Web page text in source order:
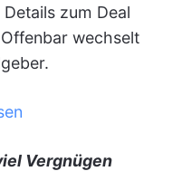
zum Deal
wechselt
Vergnügen